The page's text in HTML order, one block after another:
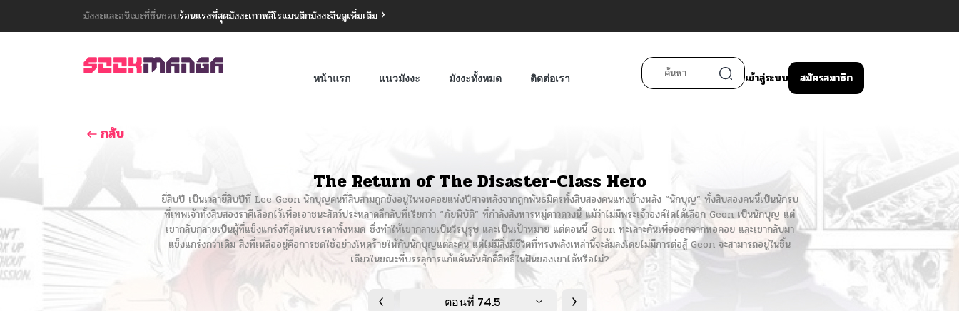
มังงะและอนิเมะที่ชื่นชอบร้อนแรงที่สุดมังงะเกาหลีโรแมนติกมังงะจีนดูเพิ่มเติม
หน้าแรก แนวมังงะ มังงะทั้งหมด ติดต่อเรา เข้าสู่ระบบ สมัครสมาชิก
กลับ
The Return of The Disaster-Class Hero
ยี่สิบปี เป็นเวลายี่สิบปีที่ Lee Geon นักบุญคนที่สิบสามถูกขังอยู่ในหอคอยแห่งปีศาจหลังจากถูกพันธมิตรทั้งสิบสองคนแทงข้างหลัง “นักบุญ” ทั้งสิบสองคนนี้เป็นนักรบ
ที่เทพเจ้าทั้งสิบสองราศีเลือกไว้เพื่อเอาชนะสัตว์ประหลาดลึกลับที่เรียกว่า “ภัยพิบัติ” ที่กำลังสังหารหมู่ดาวดวงนี้ แม้ว่าไม่มีพระเจ้าองค์ใดได้เลือก Geon เป็นนักบุญ แต่
เขากลับกลายเป็นผู้ที่แข็งแกร่งที่สุดในบรรดาทั้งหมด ซึ่งทำให้เขากลายเป็นวีรบุรุษ และเป็นเป้าหมาย แต่ตอนนี้ Geon ทะเลาะกันเพื่อออกจากหอคอย และเขากลับมา
แข็งแกร่งกว่าเดิม สิ่งที่เหลืออยู่คือการชดใช้อย่างโหดร้ายให้กับนักบุญแต่ละคน แต่ไม่มีสิ่งมีชีวิตที่ทรงพลังเหล่านี้จะล้มลงโดยไม่มีการต่อสู้ Geon จะสามารถอยู่ในชิ้น
เดียวในขณะที่บรรลุการแก้แค้นอันศักดิ์สิทธิ์ในฝันของเขาได้หรือไม่?
ตอนที่ 74.5